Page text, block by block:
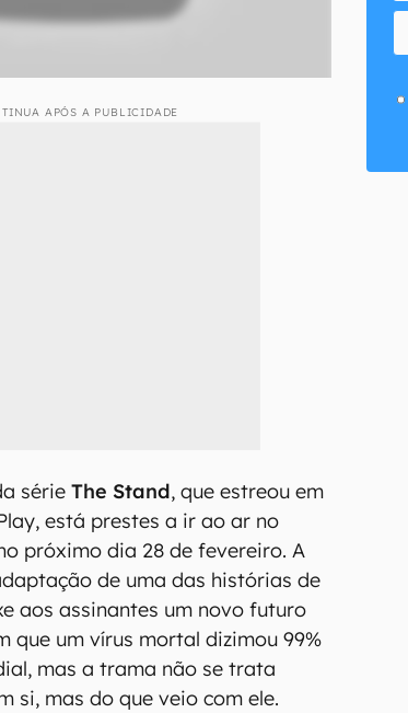
APÓS A PUBLICIDADE
sérieThe Stand, que estreou em
está prestes a ir ao ar no
próximo dia 28 de fevereiro. A
de uma das histórias de
aos assinantes um novo futuro
que um vírus mortal dizimou 99%
mas a trama não se trata
si, mas do que veio com ele.